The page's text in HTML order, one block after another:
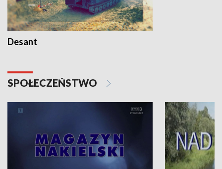
Desant
SPOŁECZEŃSTWO